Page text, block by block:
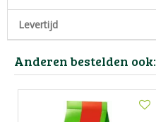
Levertijd
Anderen bestelden ook: